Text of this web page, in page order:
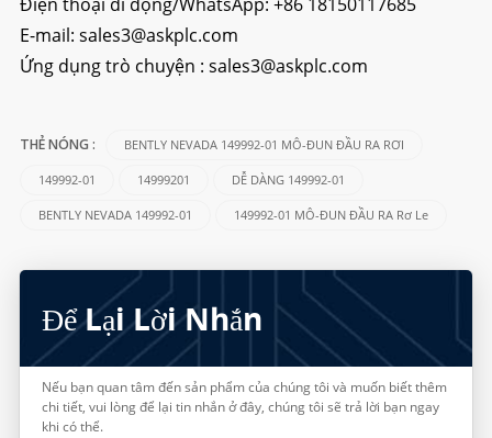
E-mail: sales3@askplc.com
Ứng dụng trò chuyện : sales3@askplc.com
THẺ NÓNG : BENTLY NEVADA 149992-01 MÔ-ĐUN ĐẦU RA RƠI
149992-01 14999201 DỄ DÀNG 149992-01
BENTLY NEVADA 149992-01 149992-01 MÔ-ĐUN ĐẦU RA Rơ Le
Để Lại Lời Nhắn
Nếu bạn quan tâm đến sản phẩm của chúng tôi và muốn biết thêm
chi tiết, vui lòng để lại tin nhắn ở đây, chúng tôi sẽ trả lời bạn ngay
khi có thể.